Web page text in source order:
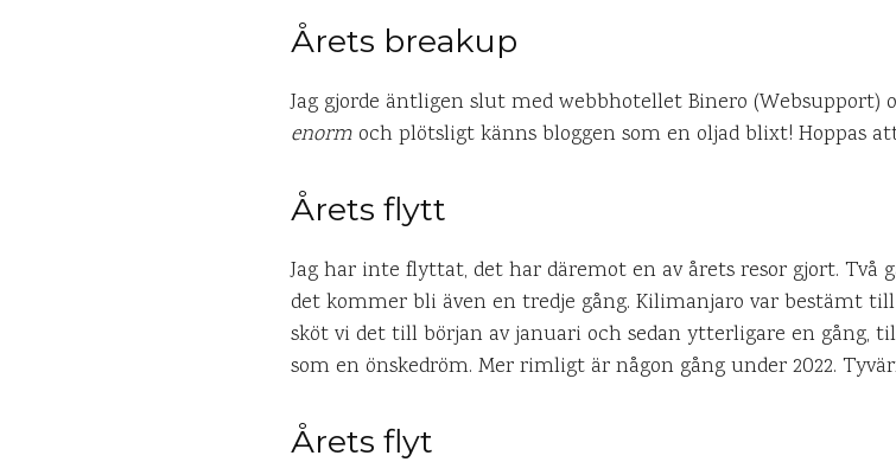
Årets breakup
Jag gjorde äntligen slut med webbhotellet Binero (Websupport)
enormoch plötsligt känns bloggen som en oljad blixt! Hoppas
Årets flytt
Jag har inte flyttat, det har däremot en av årets resor gjort. Två
det kommer bli även en tredje gång. Kilimanjaro var bestämt
sköt vi det till början av januari och sedan ytterligare en gång,
som en önskedröm. Mer rimligt är någon gång under 2022.
Årets flyt